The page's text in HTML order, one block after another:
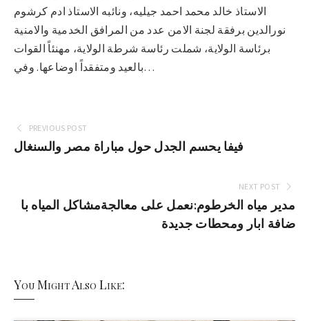
الاستاذ خالد محمد احمد جيليه، ونائبه الاستاذ ادم كرشوم
نورالدين برفقة لجنة الامن عدد من المرافق الخدمية والامنية
برئاسة الولاية، شملت رئاسة شرطة الولاية، مهنئاً القوات
بالعيد ومتفقداً اوضاعها. وفي…
PREVIOUS POST
فيفا يحسم الجدل حول مباراة مصر والسنغال
NEXT POST
مدير مياه الخرطوم:نعمل على معالجةمشاكل المياه با
ضافة ابار ومحطات جديدة
You Might Also Like: